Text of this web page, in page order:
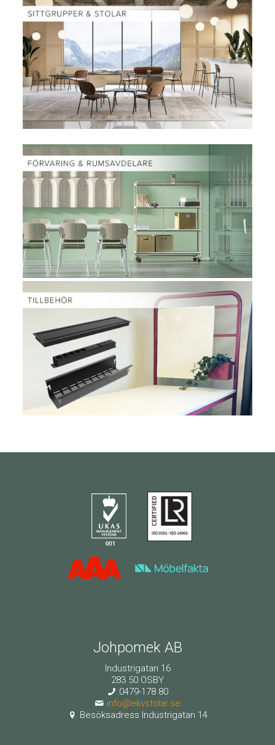
Johpomek AB
Industrigatan 16
283 50 OSBY
0479-178 80
info@ekvstolar.se
Besöksadress Industrigatan 14